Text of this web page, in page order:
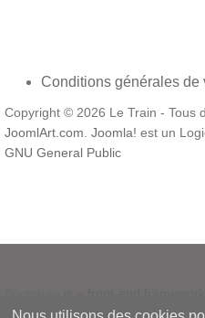
Conditions générales de
Copyright © 2026 Le Train - Tous
JoomlArt.com. Joomla! est un
GNU General Public
underMIT License.